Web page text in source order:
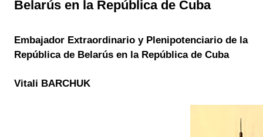
Belarús en la República de Cuba
Embajador Extraordinario y Plenipotenciario de la
República de Belarús en la República de Cuba
Vitali BARCHUK